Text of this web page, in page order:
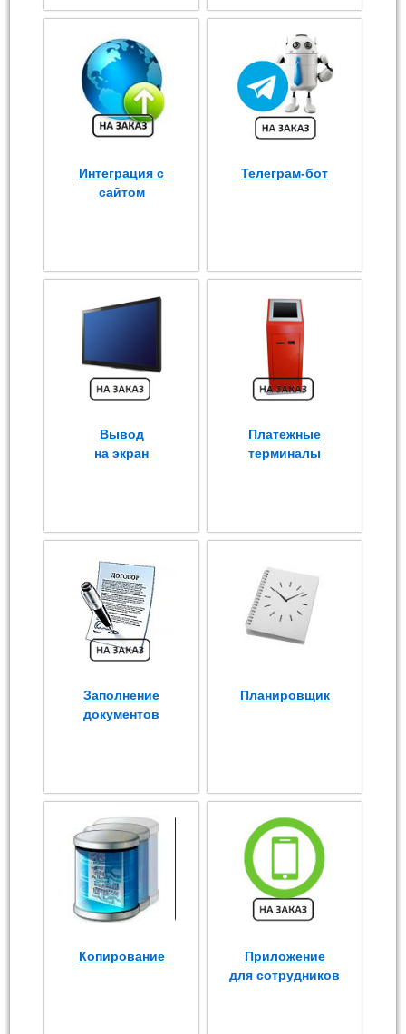
Интеграция с
сайтом
Телеграм-бот
Вывод
на экран
Платежные
терминалы
Заполнение
документов
Планировщик
Копирование
Приложение
для сотрудников